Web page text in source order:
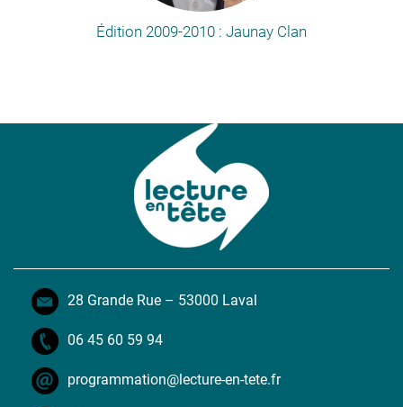
Édition 2009-2010 : Jaunay Clan
28 Grande Rue – 53000 Laval
06 45 60 59 94
programmation@lecture-en-tete.fr